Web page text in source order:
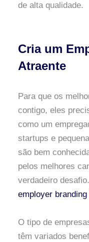
de alta qualidade.
Cria um
Atraente
Para que os
contigo, eles
como um
startups e
são bem
pelos melhores
verdadeiro
employer
O tipo de
têm variados